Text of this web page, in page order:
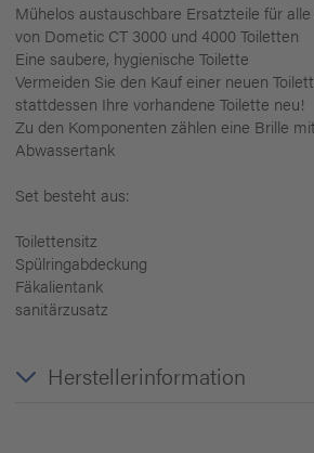
Mühelos austauschbare Ersatzteile für
von Dometic CT 3000 und 4000 Toiletten
Eine saubere, hygienische Toilette
Vermeiden Sie den Kauf einer neuen
stattdessen Ihre vorhandene Toilette neu!
Zu den Komponenten zählen eine Brille
Abwassertank
Set besteht aus:
Toilettensitz
Spülringabdeckung
Fäkalientank
sanitärzusatz
Herstellerinformation